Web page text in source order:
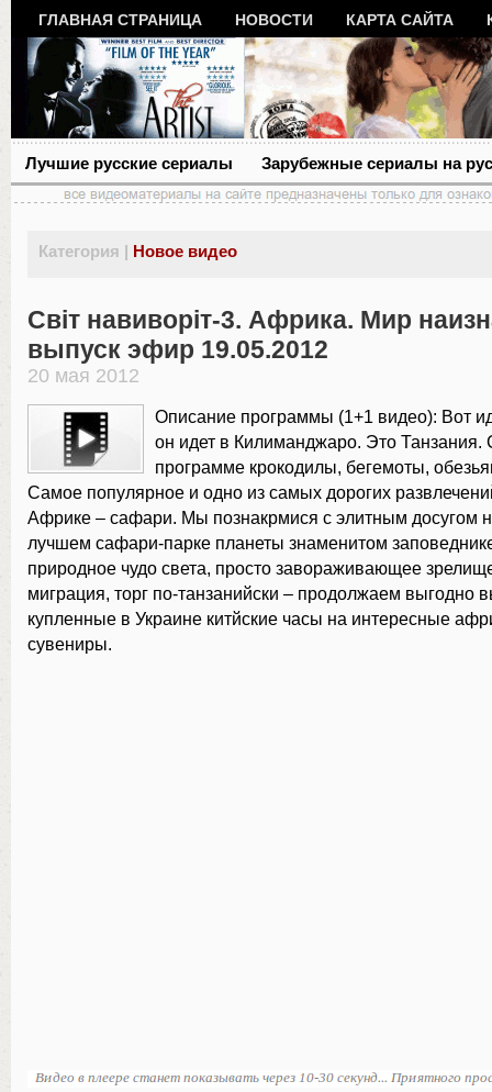
ГЛАВНАЯ СТРАНИЦА НОВОСТИ КАРТА САЙТА
Лучшие русские сериалы Зарубежные сериалы на
Категория | Новое видео
Світ навиворіт-3. Африка. Мир
выпуск эфир 19.05.2012
20 мая 2012
Описание программы (1+1 видео): Вот
он идет в Килиманджаро. Это Танзания.
программе крокодилы, бегемоты,
Самое популярное и одно из самых дорогих
Африке – сафари. Мы познакрмися с элитным досугом
лучшем сафари-парке планеты знаменитом
природное чудо света, просто завораживающее
миграция, торг по-танзанийски – продолжаем выгодно
купленные в Украине китйские часы на интересные
сувениры.